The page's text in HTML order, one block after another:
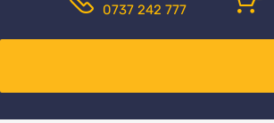
0737 242 777